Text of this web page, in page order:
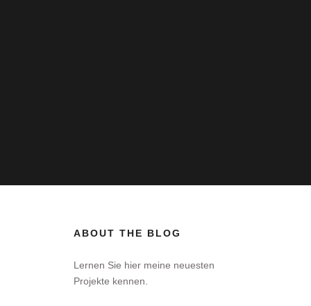
ABOUT THE BLOG
Lernen Sie hier meine neuesten
Projekte kennen.